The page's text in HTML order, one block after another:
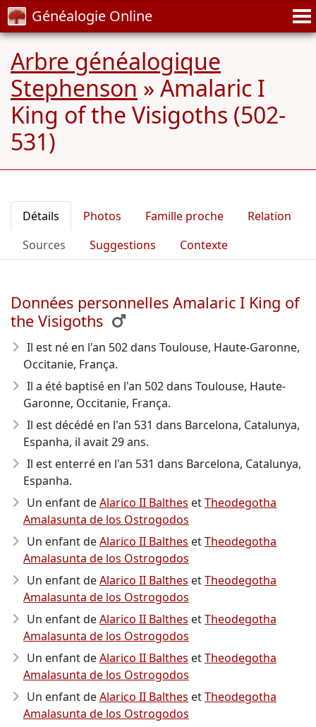
Généalogie Online
Arbre généalogique
Stephenson » Amalaric I
King of the Visigoths (502-
531)
Détails Photos Famille proche
Relation
Sources
Suggestions Contexte
Données personnelles Amalaric I King of
the Visigoths
Il est né en l'an 502dans Toulouse, Haute-Garonne,
Occitanie, França.
Il a été baptisé en l'an 502 dans Toulouse, Haute-
Garonne, Occitanie, França.
Il est décédé en l'an 531 dans Barcelona, Catalunya,
Espanha, il avait 29 ans.
Il est enterré en l'an 531 dans Barcelona, Catalunya,
Espanha.
Un enfant deAlarico II Balthes etTheodegotha
Amalasunta de los Ostrogodos
Un enfant deAlarico II Balthes etTheodegotha
Amalasunta de los Ostrogodos
Un enfant deAlarico II Balthes etTheodegotha
Amalasunta de los Ostrogodos
Un enfant deAlarico II Balthes etTheodegotha
Amalasunta de los Ostrogodos
Un enfant deAlarico II Balthes etTheodegotha
Amalasunta de los Ostrogodos
Un enfant deAlarico II Balthes etTheodegotha
Amalasunta de los Ostrogodos